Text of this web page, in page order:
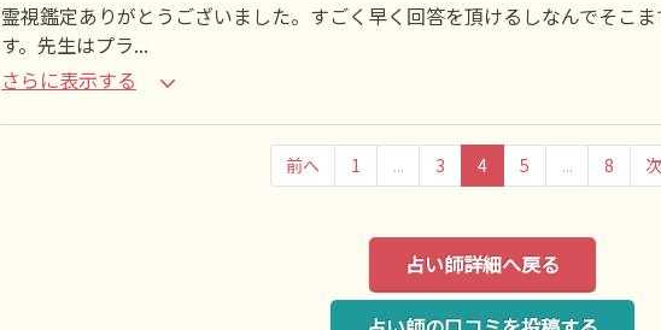
霊視鑑定ありがとうございました。すごく早く回答を頂けるしなんでそこ
す。先生はプラ...
さらに表示する
前へ 1 ... 3 4 5 ... 8
占い師詳細へ戻る